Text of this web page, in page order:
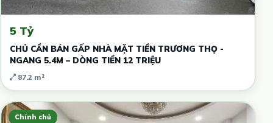
5 Tỷ
CHỦ CẦN BÁN GẤP NHÀ MẶT TIỀN TRƯƠNG THỌ -
NGANG 5.4M – DÒNG TIỀN 12 TRIỆU
87.2 m²
Chính chủ